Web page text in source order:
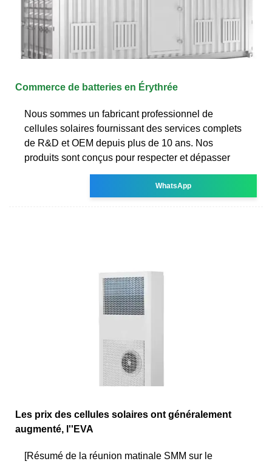
Commerce de batteries en Érythrée
Nous sommes un fabricant professionnel de
cellules solaires fournissant des services complets
de R&D et OEM depuis plus de 10 ans. Nos
produits sont conçus pour respecter et dépasser
WhatsApp
Les prix des cellules solaires ont généralement
augmenté, l''EVA
[Résumé de la réunion matinale SMM sur le